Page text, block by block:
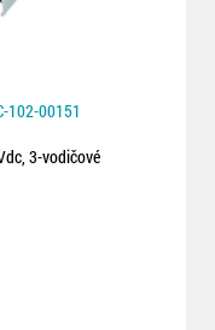
102-00151
3-vodičové